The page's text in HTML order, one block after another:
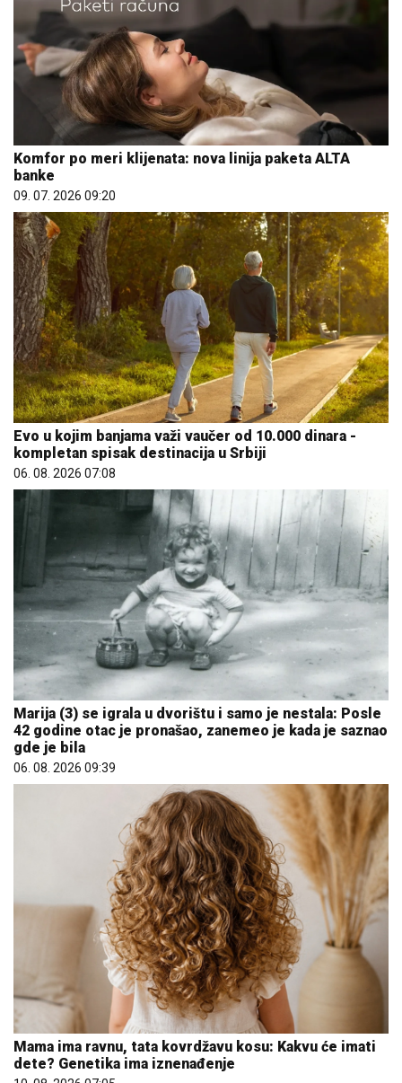
Komfor po meri klijenata: nova linija paketa ALTA
banke
09. 07. 2026 09:20
Evo u kojim banjama važi vaučer od 10.000 dinara -
kompletan spisak destinacija u Srbiji
06. 08. 2026 07:08
Marija (3) se igrala u dvorištu i samo je nestala: Posle
42 godine otac je pronašao, zanemeo je kada je saznao
gde je bila
06. 08. 2026 09:39
Mama ima ravnu, tata kovrdžavu kosu: Kakvu će imati
dete? Genetika ima iznenađenje